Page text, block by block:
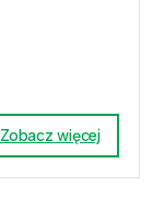
Zobacz więcej